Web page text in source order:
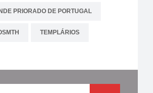
PRIORADO DE PORTUGAL
TEMPLÁRIOS